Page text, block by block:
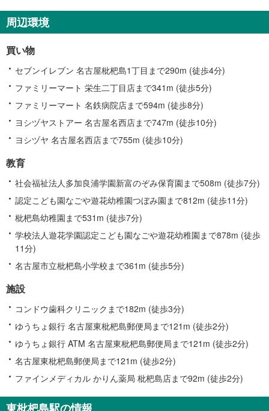
周辺環境
買い物
セブンイレブン 名古屋枇杷島1丁目まで290m (徒歩4分)
ファミリーマート 栄生二丁目店まで341m (徒歩5分)
ファミリーマート 名鉄病院店まで594m (徒歩8分)
ヨシヅヤストアー 名古屋名西店まで747m (徒歩10分)
ヨシヅヤ 名古屋名西店まで755m (徒歩10分)
教育
社会福祉法人多加良浦学園新富のぞみ保育園まで508m (徒歩7分)
認定こども園なごや遊花幼稚園つぼみ園まで812m (徒歩11分)
枇杷島幼稚園まで531m (徒歩7分)
学校法人遊花学園認定こども園なごや遊花幼稚園まで878m (徒歩
11分)
名古屋市立枇杷島小学校まで361m (徒歩5分)
施設
コンドウ歯科クリニックまで182m (徒歩3分)
ゆうちょ銀行 名古屋東枇杷島郵便局まで121m (徒歩2分)
ゆうちょ銀行 ATM 名古屋東枇杷島郵便局まで121m (徒歩2分)
名古屋東枇杷島郵便局まで121m (徒歩2分)
ファインメディカル かりん薬局 枇杷島店まで92m (徒歩2分)
東枇杷島駅の情報